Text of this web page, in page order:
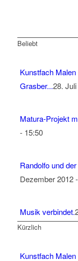
Beliebt
Kunstfach
Grasber...28.
Matura-Projekt
- 15:50
Randolfo und
Dezember 2012
Musik verbindet.
Kürzlich
Kunstfach